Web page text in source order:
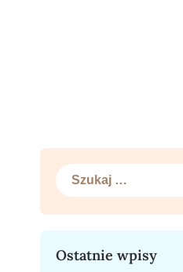
Szukaj:
Ostatnie wpisy